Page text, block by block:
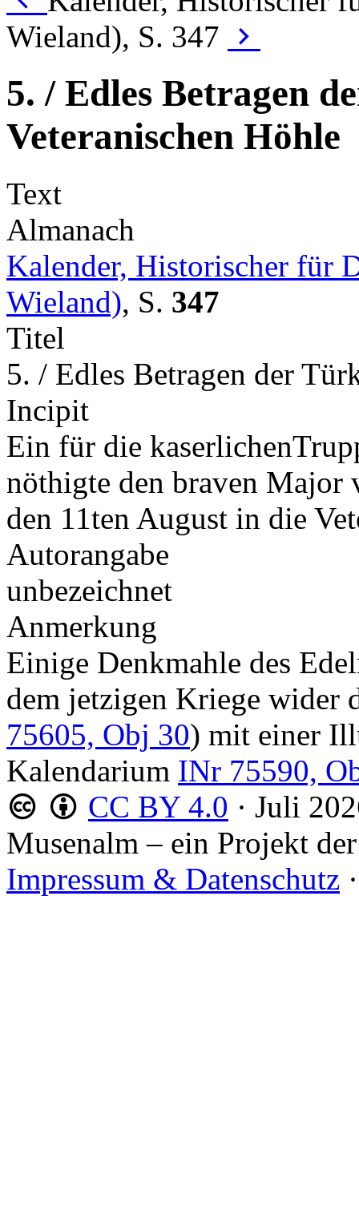
Wieland), S. 347
5. / Edles Betragen
Veteranischen Höhle
Text
Almanach
Kalender, Historischer für
Wieland), S. 347
Titel
5. / Edles Betragen der
Incipit
Ein für die
nöthigte den braven Major
den 11ten August in die
Autorangabe
unbezeichnet
Anmerkung
Einige Denkmahle des
dem jetzigen Kriege wider
75605, Obj 30) mit einer
Kalendarium INr 75590,
CC BY 4.0 · Juli
Musenalm – ein Projekt der
Impressum & Datenschutz ·